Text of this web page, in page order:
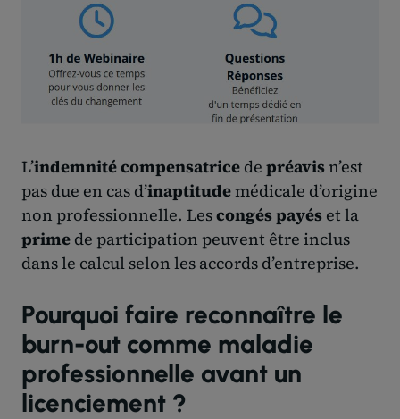
L’indemnité compensatrice de préavisn’est
pas due en cas d’inaptitudemédicale d’origine
non professionnelle. Lescongés payés et la
prime de participation peuvent être inclus
dans le calcul selon les accords d’entreprise.
Pourquoi faire reconnaître le
burn-out comme maladie
professionnelle avant un
licenciement ?